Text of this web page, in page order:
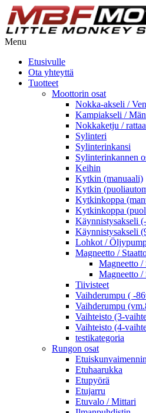
Menu
Etusivulle
Ota yhteyttä
Tuotteet
Moottorin osat
Nokka-akseli /
Kampiakseli /
Nokkaketju /
Sylinteri
Sylinterinkansi
Sylinterinkannen
Keihin
Kytkin (manuaali)
Kytkin
Kytkinkoppa
Kytkinkoppa
Käynnistysakseli
Käynnistysakseli
Lohkot /
Magneetto /
Magneetto
Magneetto
Tiivisteet
Vaihderumpu ( -
Vaihderumpu
Vaihteisto (3-
Vaihteisto (4-
testikategoria
Rungon osat
Etuiskunvaimennin
Etuhaarukka
Etupyörä
Etujarru
Etuvalo / Mittari